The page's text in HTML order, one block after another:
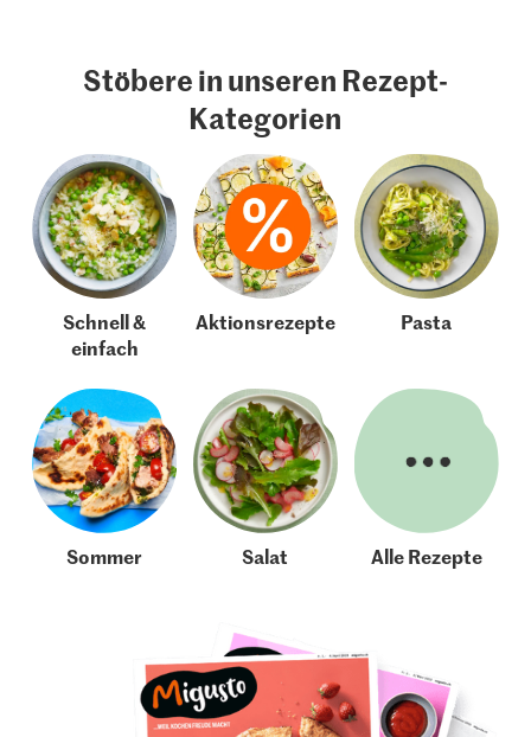
Stöbere in unseren Rezept-
Kategorien
Schnell &
einfach
Aktionsrezepte Pasta
Sommer Salat Alle Rezepte